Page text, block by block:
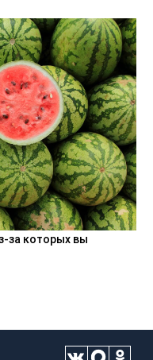
за которых вы